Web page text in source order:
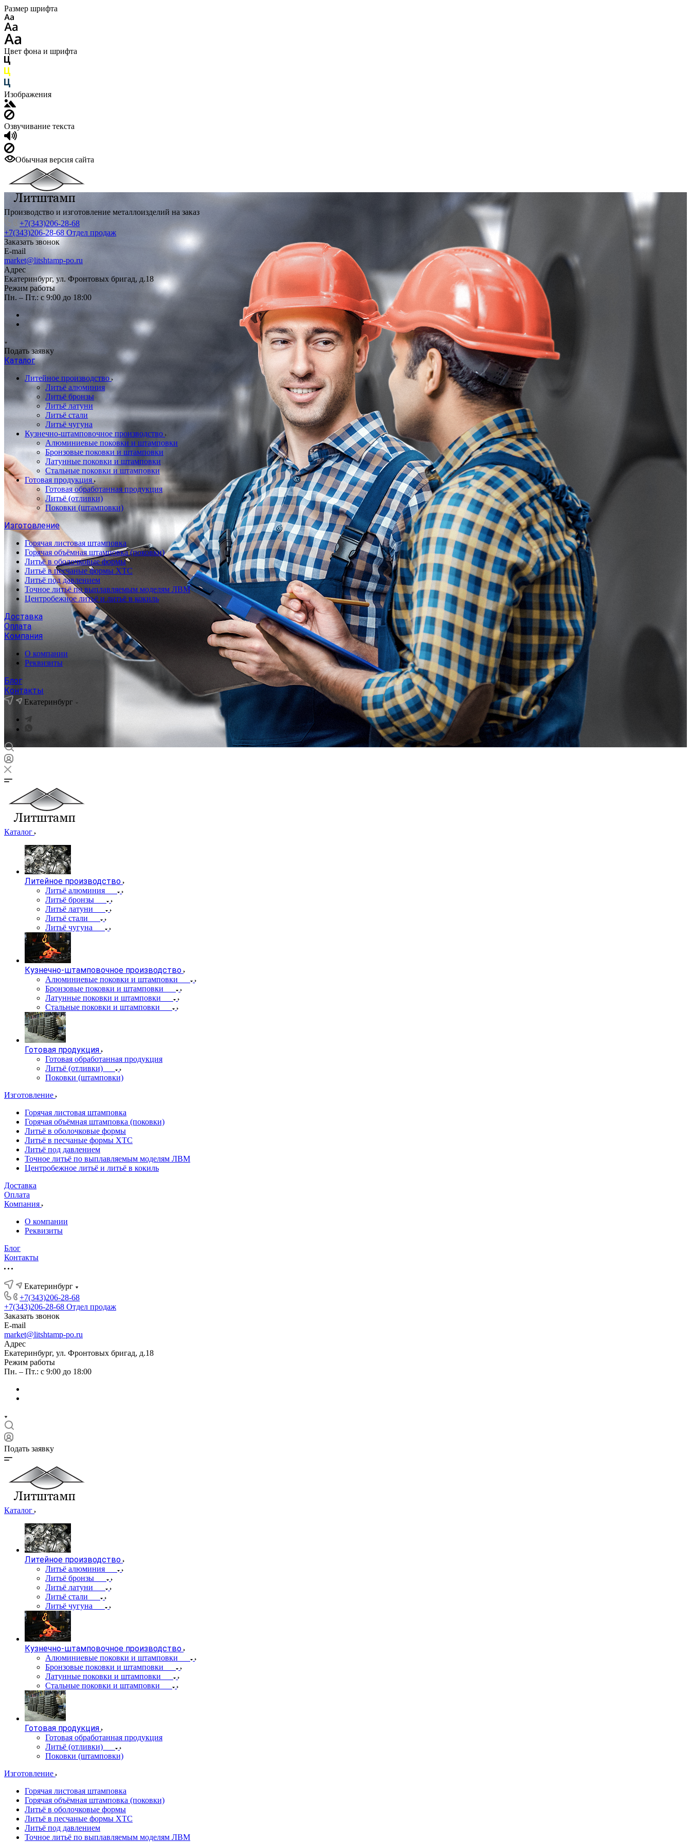
Размер шрифта
Цвет фона и шрифта
Изображения
Озвучивание текста
Обычная версия сайта
Производство и изготовление металлоизделий на заказ
+7(343)206-28-68
+7(343)206-28-68 Отдел продаж
Заказать звонок
E-mail
market@litshtamp-po.ru
Адрес
Екатеринбург, ул. Фронтовых бригад, д.18
Режим работы
Пн. – Пт.: с 9:00 до 18:00
Подать заявку
Каталог
Литейное производство
Литьё алюминия
Литьё бронзы
Литьё латуни
Литьё стали
Литьё чугуна
Кузнечно-штамповочное производство
Алюминиевые поковки и штамповки
Бронзовые поковки и штамповки
Латунные поковки и штамповки
Стальные поковки и штамповки
Готовая продукция
Готовая обработанная продукция
Литьё (отливки)
Поковки (штамповки)
Изготовление
Горячая листовая штамповка
Горячая объёмная штамповка (поковки)
Литьё в оболочковые формы
Литьё в песчаные формы ХТС
Литьё под давлением
Точное литьё по выплавляемым моделям ЛВМ
Центробежное литьё и литьё в кокиль
Доставка
Оплата
Компания
О компании
Реквизиты
Блог
Контакты
Екатеринбург
Каталог
Литейное производство
Литьё алюминия
Литьё бронзы
Литьё латуни
Литьё стали
Литьё чугуна
Кузнечно-штамповочное производство
Алюминиевые поковки и штамповки
Бронзовые поковки и штамповки
Латунные поковки и штамповки
Стальные поковки и штамповки
Готовая продукция
Готовая обработанная продукция
Литьё (отливки)
Поковки (штамповки)
Изготовление
Горячая листовая штамповка
Горячая объёмная штамповка (поковки)
Литьё в оболочковые формы
Литьё в песчаные формы ХТС
Литьё под давлением
Точное литьё по выплавляемым моделям ЛВМ
Центробежное литьё и литьё в кокиль
Доставка
Оплата
Компания
О компании
Реквизиты
Блог
Контакты
Екатеринбург
+7(343)206-28-68
+7(343)206-28-68 Отдел продаж
Заказать звонок
E-mail
market@litshtamp-po.ru
Адрес
Екатеринбург, ул. Фронтовых бригад, д.18
Режим работы
Пн. – Пт.: с 9:00 до 18:00
Подать заявку
Каталог
Литейное производство
Литьё алюминия
Литьё бронзы
Литьё латуни
Литьё стали
Литьё чугуна
Кузнечно-штамповочное производство
Алюминиевые поковки и штамповки
Бронзовые поковки и штамповки
Латунные поковки и штамповки
Стальные поковки и штамповки
Готовая продукция
Готовая обработанная продукция
Литьё (отливки)
Поковки (штамповки)
Изготовление
Горячая листовая штамповка
Горячая объёмная штамповка (поковки)
Литьё в оболочковые формы
Литьё в песчаные формы ХТС
Литьё под давлением
Точное литьё по выплавляемым моделям ЛВМ